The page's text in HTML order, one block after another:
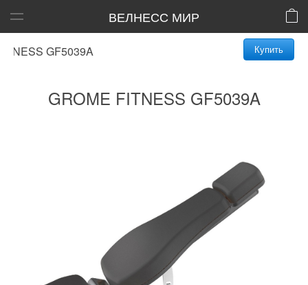
ВЕЛНЕСС МИР
GF5039A Купить
GROME FITNESS GF5039A